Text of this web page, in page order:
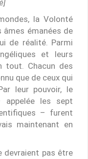
la Volonté
âmes émanées de
de réalité. Parmi
et leurs
tout. Chacun des
que de ceux qui
leur pouvoir, le
les sept
– furent
maintenant en
devraient pas être